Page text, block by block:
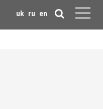
uk ru en